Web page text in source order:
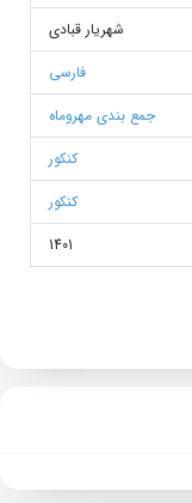
شهریار قبادی
فارسی
جمع بندی مهروماه
کنکور
کنکور
1401